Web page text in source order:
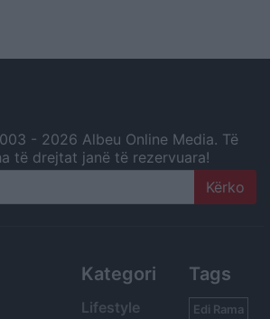
- 2026 Albeu Online Media. Të
të drejtat janë të rezervuara!
Kategori
Lifestyle
Tags
Edi Rama